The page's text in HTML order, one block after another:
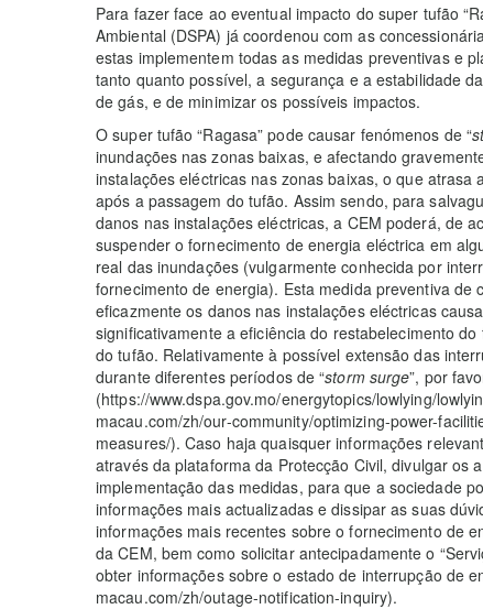
Para fazer face ao eventual impacto do super tufão
Ambiental (DSPA) já coordenou com as
estas implementem todas as medidas preventivas e
tanto quanto possível, a segurança e a estabilidade
de gás, e de minimizar os possíveis impactos.
O super tufão “Ragasa” pode causar fenómenos de “
inundações nas zonas baixas, e afectando
instalações eléctricas nas zonas baixas, o que
após a passagem do tufão. Assim sendo, para
danos nas instalações eléctricas, a CEM poderá, de
suspender o fornecimento de energia eléctrica em
real das inundações (vulgarmente conhecida por
fornecimento de energia). Esta medida preventiva de
eficazmente os danos nas instalações eléctricas
significativamente a eficiência do restabelecimento
do tufão. Relativamente à possível extensão das
durante diferentes períodos de “storm surge”, por
(https://www.dspa.gov.mo/energytopics/lowlying/
macau.com/zh/our-community/optimizing-power-
measures/). Caso haja quaisquer informações
através da plataforma da Protecção Civil, divulgar os
implementação das medidas, para que a sociedade
informações mais actualizadas e dissipar as suas
informações mais recentes sobre o fornecimento de
da CEM, bem como solicitar antecipadamente o
obter informações sobre o estado de interrupção de
macau.com/zh/outage-notification-inquiry).